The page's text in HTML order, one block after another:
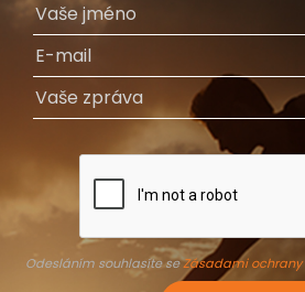
Odesláním souhlasíte seZásadami